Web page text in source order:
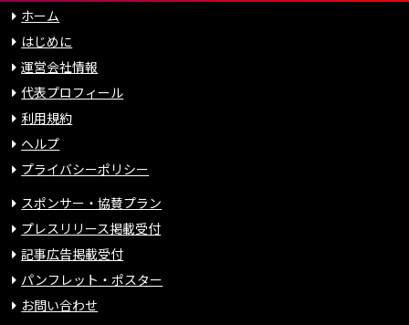
ホーム
はじめに
運営会社情報
代表プロフィール
利用規約
ヘルプ
プライバシーポリシー
スポンサー・協賛プラン
プレスリリース掲載受付
記事広告掲載受付
パンフレット・ポスター
お問い合わせ